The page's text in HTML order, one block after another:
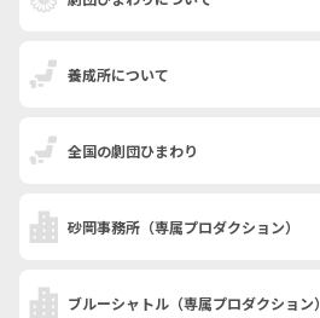
養成所について
全国の劇団ひまわり
砂岡事務所 （専属プロダクション）
ブルーシャトル （専属プロダクション）